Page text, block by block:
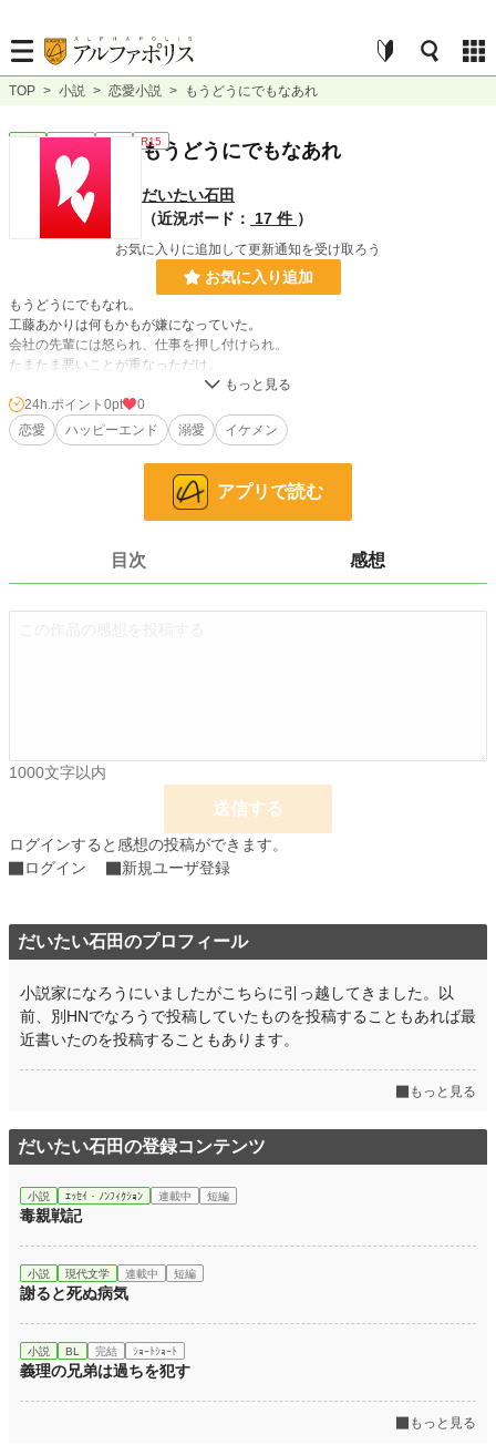
TOP > 小説 > 恋愛小説 > もうどうにでもなあれ
連載中 長編 R15
もうどうにでもなあれ
だいたい石田
（近況ボード：
17 件 ）
お気に入りに追加して更新通知を受け取ろう
お気に入り追加
もうどうにでもなれ。
工藤あかりは何もかもが嫌になっていた。
会社の先輩には怒られ、仕事を押し付けられ。
たまたま悪いことが重なっただけ。
そう自分に言い聞かせてもくさくさした気分は晴れない。
残業で疲れた体で、なんとなくバーを訪れてみた。
それがすべてのはじまりだとはしらずに。
228,743 位 / 228,743 件
66,363 位 / 66,363 件
24h.ポイント 0 pt
月間ポイント 0 pt (228,743 位)
累計ポイント 2,859 pt (149,698 位)
24h.ポイント 0pt
0
恋愛
ハッピーエンド 溺愛 イケメン
アプリで読む
目次 感想
1000文字以内
送信する
ログインすると感想の投稿ができます。
ログイン
新規ユーザ登録
だいたい石田のプロフィール
小説家になろうにいましたがこちらに引っ越してきました。以
前、別HNでなろうで投稿していたものを投稿することもあれば最
近書いたのを投稿することもあります。
もっと見る
だいたい石田の登録コンテンツ
小説 ｴｯｾｲ・ﾉﾝﾌｨｸｼｮﾝ 連載中 短編
毒親戦記
小説 現代文学 連載中 短編
謝ると死ぬ病気
小説 BL 完結 ｼｮｰﾄｼｮｰﾄ
義理の兄弟は過ちを犯す
もっと見る